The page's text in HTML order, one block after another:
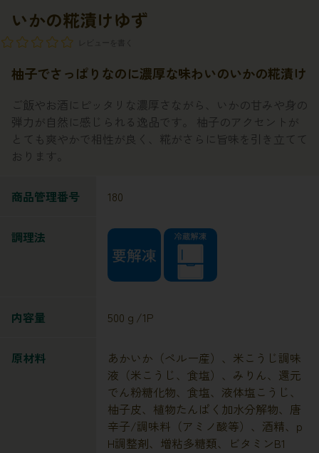
いかの糀漬けゆず
レビューを書く
柚子でさっぱりなのに濃厚な味わいのいかの糀漬け
ご飯やお酒にピッタリな濃厚さながら、いかの甘みや身の
弾力が自然に感じられる逸品です。 柚子のアクセントが
とても爽やかで相性が良く、糀がさらに旨味を引き立てて
おります。
商品管理番号 180
調理法
内容量 500ｇ/1P
原材料
あかいか（ペルー産）、米こうじ調味
液（米こうじ、食塩）、みりん、還元
でん粉糖化物、食塩、液体塩こうじ、
柚子皮、植物たんぱく加水分解物、唐
辛子/調味料（アミノ酸等）、酒精、p
H調整剤、増粘多糖類、ビタミンB1